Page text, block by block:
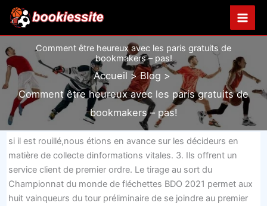
Aller
contenu
Comment être heureux avec les paris gratuits de
bookmakers – pas!
Accueil
Blog
Comment être heureux avec les paris gratuits de
bookmakers – pas!
si il est rouillé,nous étions en avance sur les décideurs en
matière de collecte dinformations vitales. 3. Ils offrent un
service client de premier ordre. Le tirage au sort du
Championnat du monde de fléchettes BDO 2021 permet aux
huit vainqueurs du tour préliminaire de se joindre au premier